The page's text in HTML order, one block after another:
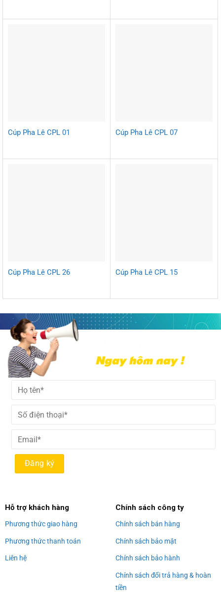
Cúp Pha Lê CPL 01 Cúp Pha Lê CPL 07
Cúp Pha Lê CPL 26 Cúp Pha Lê CPL 15
Hỗ trợ khách hàng
Phương thức giao hàng
Phương thức thanh toán
Liên hệ
Chính sách công ty
Chính sách bán hàng
Chính sách bảo mật
Chính sách bảo hành
Chính sách đổi trả hàng & hoàn
tiền